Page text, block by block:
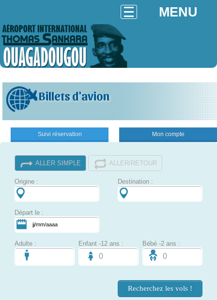
MENU
Billets d'avion
Suivi réservation Mon compte
ALLER SIMPLE ALLER/RETOUR
Origine : Destination :
Départ le :
Adulte : Enfant -12 ans : Bébé -2 ans :